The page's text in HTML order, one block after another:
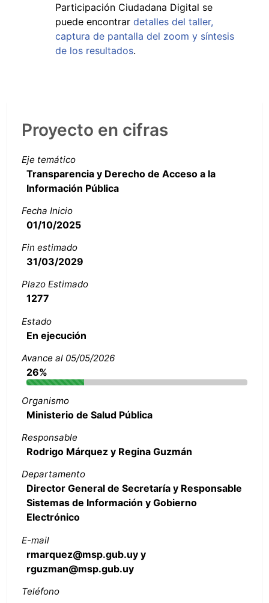
Participación Ciudadana Digital se
puede encontrar detalles del taller,
captura de pantalla del zoom y síntesis
de los resultados.
Proyecto en cifras
Eje temático
Transparencia y Derecho de Acceso a la
Información Pública
Fecha Inicio
01/10/2025
Fin estimado
31/03/2029
Plazo Estimado
1277
Estado
En ejecución
Avance al 05/05/2026
26%
Organismo
Ministerio de Salud Pública
Responsable
Rodrigo Márquez y Regina Guzmán
Departamento
Director General de Secretaría y Responsable
Sistemas de Información y Gobierno
Electrónico
E-mail
rmarquez@msp.gub.uy y
rguzman@msp.gub.uy
Teléfono